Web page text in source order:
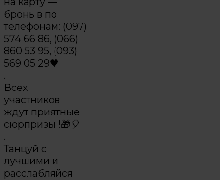
бронь в по
телефонам: (097)
574 66 86, (066)
860 53 95, (093)
569 05 29🖤
.
Всех
участников
ждут приятные
сюрпризы !🎁🎈
.
Танцуй с
лучшими и
расслабляйся